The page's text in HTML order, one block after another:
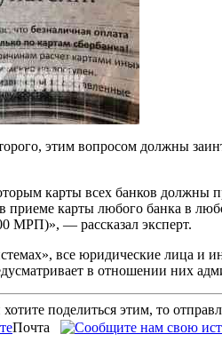
этим вопросом должны
карты всех банков
приеме карты любого банка в
МРП)», — рассказал эксперт.
все юридические лица и
в отношении них
поделиться этим, то
Почта